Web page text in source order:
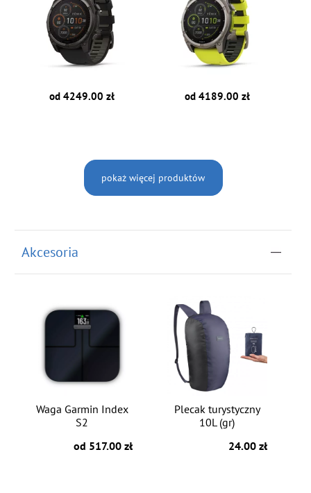
od 4249.00 zł od 4189.00 zł
pokaż więcej produktów
Akcesoria
Waga Garmin Index
S2
od 517.00 zł
Plecak turystyczny
10L (gr)
24.00 zł